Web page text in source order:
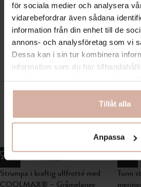
för sociala medier och analysera
vidarebefordrar även sådana
information från din enhet till de
annons- och analysföretag som vi
Dessa kan i sin tur kombinera
information som du har
Tillåt alla
Anpassa
129kr
Strumpa i kraftig ullfrotté med
COOLMAX® – Gråmelange
Tunn